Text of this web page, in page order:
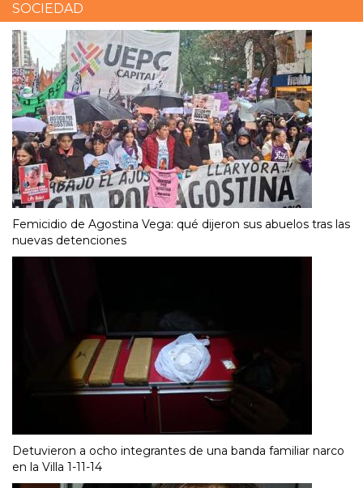
SOCIEDAD
Femicidio de Agostina Vega: qué dijeron sus abuelos tras las
nuevas detenciones
Detuvieron a ocho integrantes de una banda familiar narco
en la Villa 1-11-14